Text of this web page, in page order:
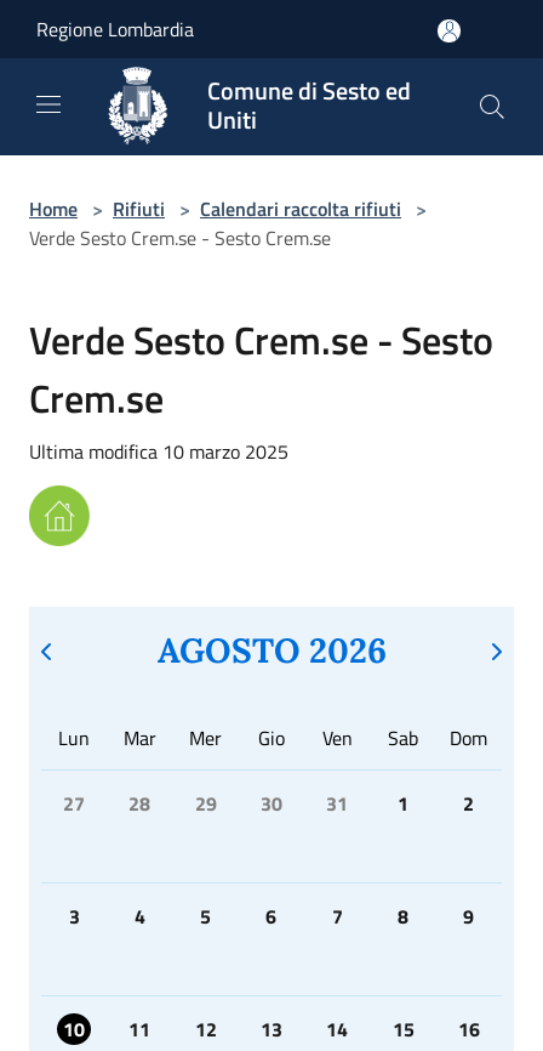
Regione Lombardia
Comune di Sesto ed
Uniti
Home > Rifiuti > Calendari raccolta rifiuti >
Verde Sesto Crem.se - Sesto Crem.se
Verde Sesto Crem.se - Sesto
Crem.se
Ultima modifica 10 marzo 2025
AGOSTO 2026
Lun Mar Mer Gio Ven Sab Dom
27 28 29 30 31 1 2
3 4 5 6 7 8 9
10 11 12 13 14 15 16